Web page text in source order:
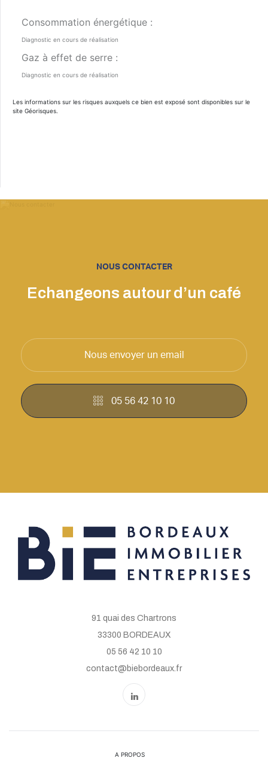
Consommation énergétique :
Diagnostic en cours de réalisation
Gaz à effet de serre :
Diagnostic en cours de réalisation
Les informations sur les risques auxquels ce bien est exposé sont disponibles sur le
site Géorisques.
NOUS CONTACTER
Echangeons autour d’un café
Nous envoyer un email
05 56 42 10 10
91 quai des Chartrons
33300 BORDEAUX
05 56 42 10 10
contact@biebordeaux.fr
A PROPOS